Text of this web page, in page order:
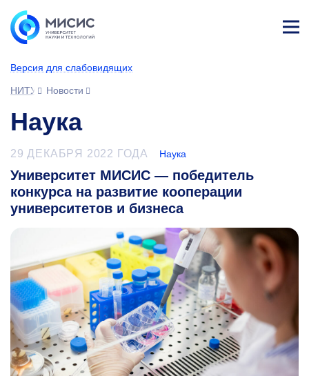
Версия для слабовидящих
НИТУ МИСИС
Новости
Наука
29 ДЕКАБРЯ 2022 ГОДА Наука
Университет МИСИС — победитель
конкурса на развитие кооперации
университетов и бизнеса